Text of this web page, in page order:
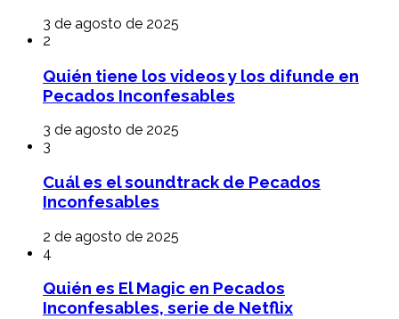
3 de agosto de 2025
2
Quién tiene los videos y los difunde en
Pecados Inconfesables
3 de agosto de 2025
3
Cuál es el soundtrack de Pecados
Inconfesables
2 de agosto de 2025
4
Quién es El Magic en Pecados
Inconfesables, serie de Netflix